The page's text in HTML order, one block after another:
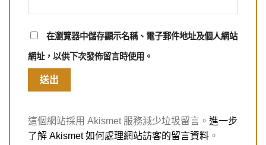
在瀏覽器中儲存顯示名稱、電子郵件地址及個人網站
網址，以供下次發佈留言時使用。
這個網站採用 Akismet 服務減少垃圾留言。 進一步
了解 Akismet 如何處理網站訪客的留言資料 。